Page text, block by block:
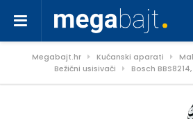
Megabajt.hr Kućanski aparati
Bežični usisivači
Bosch